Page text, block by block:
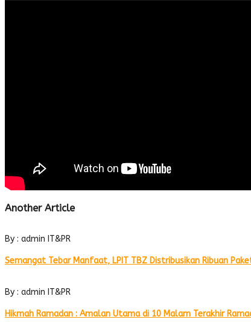
Another Article
By : admin IT&PR
Semangat Tebar Manfaat, LPIT TBZ Distribusikan Ribuan
By : admin IT&PR
Hikmah Ramadan : Amalan Utama di 10 Malam Terakhir